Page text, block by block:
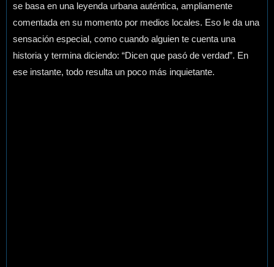
se basa en una leyenda urbana auténtica, ampliamente
comentada en su momento por medios locales. Eso le da una
sensación especial, como cuando alguien te cuenta una
historia y termina diciendo: “Dicen que pasó de verdad”. En
ese instante, todo resulta un poco más inquietante.